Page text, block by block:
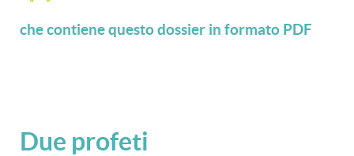
che contiene questo dossier in formato PDF
Due profeti